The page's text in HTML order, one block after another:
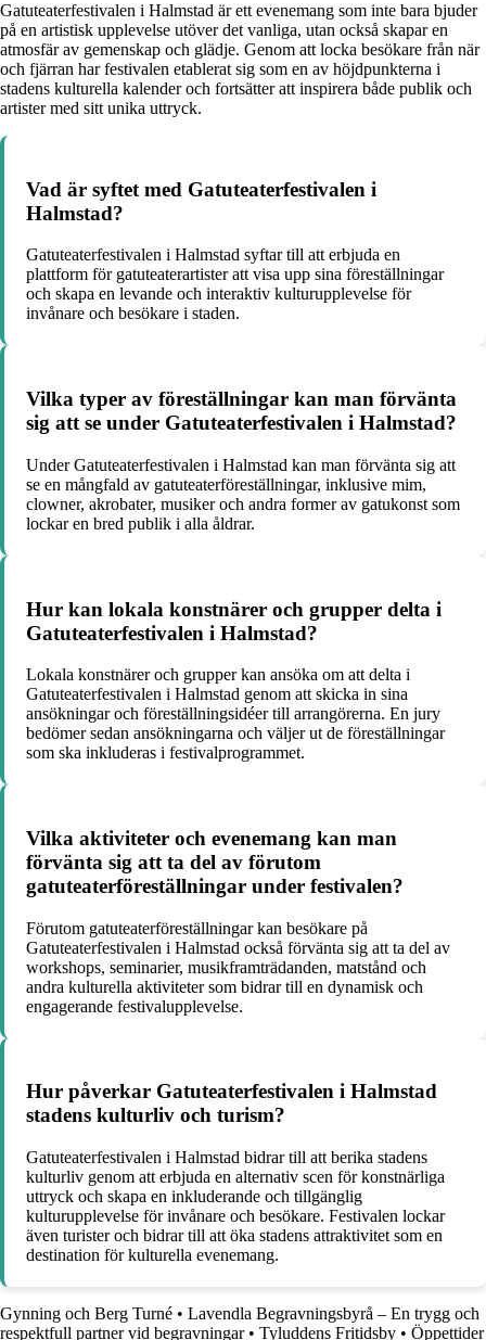
Gatuteaterfestivalen i Halmstad är ett evenemang som inte bara bjuder
på en artistisk upplevelse utöver det vanliga, utan också skapar en
atmosfär av gemenskap och glädje. Genom att locka besökare från när
och fjärran har festivalen etablerat sig som en av höjdpunkterna i
stadens kulturella kalender och fortsätter att inspirera både publik och
artister med sitt unika uttryck.
Vad är syftet med Gatuteaterfestivalen i
Halmstad?
Gatuteaterfestivalen i Halmstad syftar till att erbjuda en
plattform för gatuteaterartister att visa upp sina föreställningar
och skapa en levande och interaktiv kulturupplevelse för
invånare och besökare i staden.
Vilka typer av föreställningar kan man förvänta
sig att se under Gatuteaterfestivalen i Halmstad?
Under Gatuteaterfestivalen i Halmstad kan man förvänta sig att
se en mångfald av gatuteaterföreställningar, inklusive mim,
clowner, akrobater, musiker och andra former av gatukonst som
lockar en bred publik i alla åldrar.
Hur kan lokala konstnärer och grupper delta i
Gatuteaterfestivalen i Halmstad?
Lokala konstnärer och grupper kan ansöka om att delta i
Gatuteaterfestivalen i Halmstad genom att skicka in sina
ansökningar och föreställningsidéer till arrangörerna. En jury
bedömer sedan ansökningarna och väljer ut de föreställningar
som ska inkluderas i festivalprogrammet.
Vilka aktiviteter och evenemang kan man
förvänta sig att ta del av förutom
gatuteaterföreställningar under festivalen?
Förutom gatuteaterföreställningar kan besökare på
Gatuteaterfestivalen i Halmstad också förvänta sig att ta del av
workshops, seminarier, musikframträdanden, matstånd och
andra kulturella aktiviteter som bidrar till en dynamisk och
engagerande festivalupplevelse.
Hur påverkar Gatuteaterfestivalen i Halmstad
stadens kulturliv och turism?
Gatuteaterfestivalen i Halmstad bidrar till att berika stadens
kulturliv genom att erbjuda en alternativ scen för konstnärliga
uttryck och skapa en inkluderande och tillgänglig
kulturupplevelse för invånare och besökare. Festivalen lockar
även turister och bidrar till att öka stadens attraktivitet som en
destination för kulturella evenemang.
Gynning och Berg Turné • Lavendla Begravningsbyrå – En trygg och
respektfull partner vid begravningar• Tyluddens Fritidsby • Öppettider